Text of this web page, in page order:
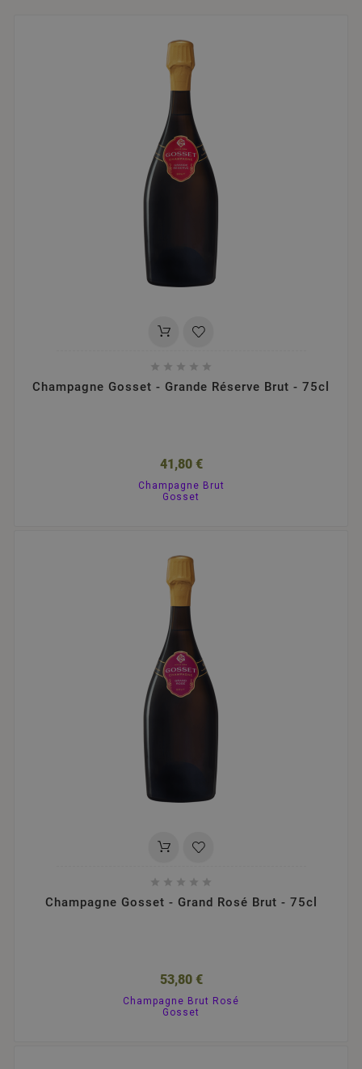
    
Champagne Gosset - Grande Réserve Brut - 75cl
41,80 €
Champagne Brut
Gosset
    
Champagne Gosset - Grand Rosé Brut - 75cl
53,80 €
Champagne Brut Rosé
Gosset